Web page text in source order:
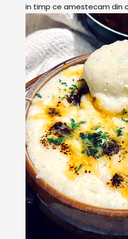
Librărie
Adaugă o rețetă
Cum adăugăm o rețetă
Regulament de postare
CONCURS
in timp ce amestecam din